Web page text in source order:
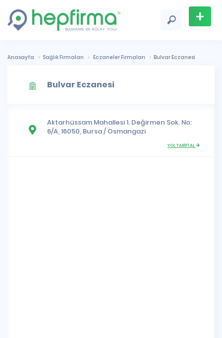
+
Ekle
Anasayfa Sağlık Firmaları Eczaneler Firmaları Bulvar Eczanesi
Bulvar Eczanesi
Aktarhüssam Mahallesi1. Değirmen Sok. No:
6/A, 16050, Bursa/ Osmangazi
YOL TARİFİ AL